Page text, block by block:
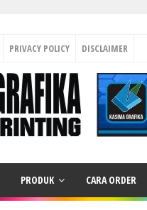
PRIVACY POLICY DISCLAIMER
PRODUK CARA ORDER